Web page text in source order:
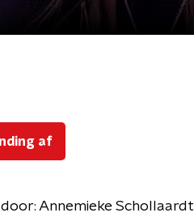
af
Annemieke Schollaardt